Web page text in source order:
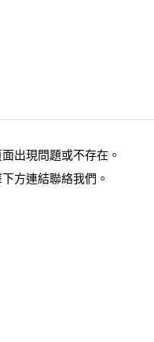
出現問題或不存在。
方連結聯絡我們。